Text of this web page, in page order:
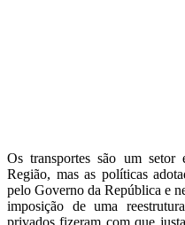
Os transportes são um setor
Região, mas as políticas
pelo Governo da República e
imposição de uma
privados fizeram com que